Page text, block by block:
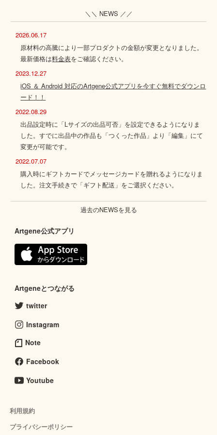
＼＼ NEWS ／／
2026.06.17
原材料の高騰により一部プロダクトの金額が変更となりました。
最新価格は料金表をご確認ください。
2023.12.27
iOS ＆ Android 対応のArtgene公式アプリを今すぐ無料でダウンロ
ード！！
2022.08.29
出品設定時に「Lサイズの出品可否」を設定できるようになりま
した。すでに出品中の作品も「つくった作品」より「編集」にて
変更が可能です。
2022.07.07
購入時にギフトカードでメッセージカードを贈れるようになりま
した。注文手続きで「ギフト配送」をご選択ください。
過去のNEWSを見る
Artgene公式アプリ
Artgeneとつながる
twitter
Instagram
Note
Facebook
Youtube
利用規約
プライバシーポリシー